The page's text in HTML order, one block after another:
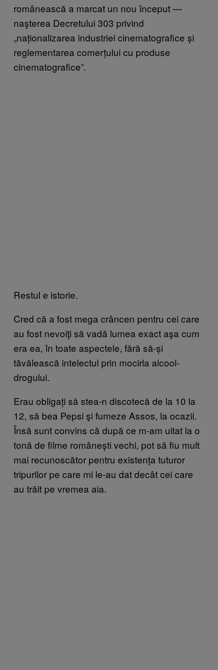
românească a marcat un nou început —
naşterea Decretului 303 privind
„naționalizarea industriei cinematografice și
reglementarea comerțului cu produse
cinematografice”.
Restul e istorie.
Cred că a fost mega crâncen pentru cei care
au fost nevoiţi să vadă lumea exact aşa cum
era ea, în toate aspectele, fără să-și
tăvălească intelectul prin mocirla alcool-
drogului.
Erau obligați să stea-n discotecă de la 10 la
12, să bea Pepsi şi fumeze Assos, la ocazii.
Însă sunt convins că după ce m-am uitat la o
tonă de filme românești vechi, pot să fiu mult
mai recunoscător pentru existența tuturor
tripurilor pe care mi le-au dat decât cei care
au trăit pe vremea aia.